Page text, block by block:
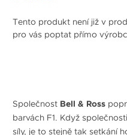
Tento produkt není již v
pro vás poptat přímo
Společnost Bell & Ross
barvách F1. Když společnosti
síly, je to stejně tak setkání